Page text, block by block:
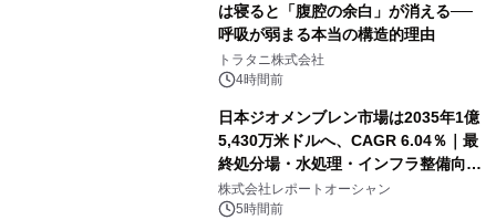
は寝ると「腹腔の余白」が消える──
呼吸が弱まる本当の構造的理由
トラタニ株式会社
4時間前
日本ジオメンブレン市場は2035年1億
5,430万米ドルへ、CAGR 6.04％｜最
終処分場・水処理・インフラ整備向け
需要拡大
株式会社レポートオーシャン
5時間前